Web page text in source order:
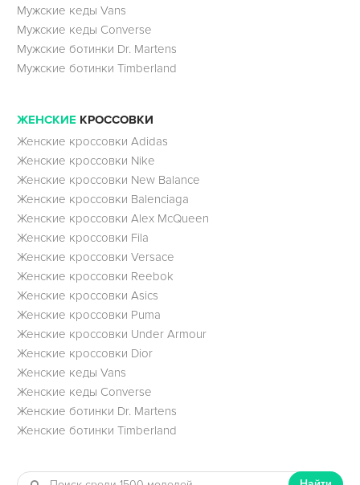
Мужские кеды Vans
Мужские кеды Converse
Мужские ботинки Dr. Martens
Мужские ботинки Timberland
ЖЕНСКИЕ КРОССОВКИ
Женские кроссовки Adidas
Женские кроссовки Nike
Женские кроссовки New Balance
Женские кроссовки Balenciaga
Женские кроссовки Alex McQueen
Женские кроссовки Fila
Женские кроссовки Versace
Женские кроссовки Reebok
Женские кроссовки Asics
Женские кроссовки Puma
Женские кроссовки Under Armour
Женские кроссовки Dior
Женские кеды Vans
Женские кеды Converse
Женские ботинки Dr. Martens
Женские ботинки Timberland